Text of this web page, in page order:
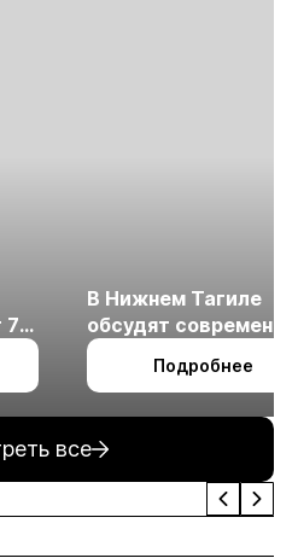
7
В Нижнем Тагиле
обсудят
технологии
измельчения
Подробнее
все